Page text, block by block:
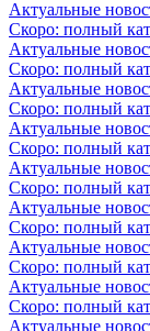
Актуальные
Скоро: полный
Актуальные
Скоро: полный
Актуальные
Скоро: полный
Актуальные
Скоро: полный
Актуальные
Скоро: полный
Актуальные
Скоро: полный
Актуальные
Скоро: полный
Актуальные
Скоро: полный
Актуальные